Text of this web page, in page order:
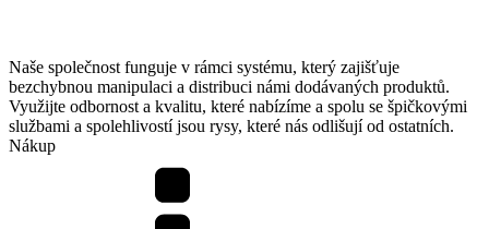
Naše společnost funguje v rámci systému, který zajišťuje
bezchybnou manipulaci a distribuci námi dodávaných produktů.
Využijte odbornost a kvalitu, které nabízíme a spolu se špičkovými
službami a spolehlivostí jsou rysy, které nás odlišují od ostatních.
Nákup